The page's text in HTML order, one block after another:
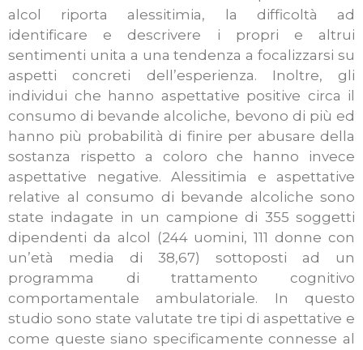
alcol riporta alessitimia, la difficoltà ad
identificare e descrivere i propri e altrui
sentimenti unita a una tendenza a focalizzarsi su
aspetti concreti dell’esperienza. Inoltre, gli
individui che hanno aspettative positive circa il
consumo di bevande alcoliche, bevono di più ed
hanno più probabilità di finire per abusare della
sostanza rispetto a coloro che hanno invece
aspettative negative. Alessitimia e aspettative
relative al consumo di bevande alcoliche sono
state indagate in un campione di 355 soggetti
dipendenti da alcol (244 uomini, 111 donne con
un’età media di 38,67) sottoposti ad un
programma di trattamento cognitivo
comportamentale ambulatoriale. In questo
studio sono state valutate tre tipi di aspettative e
come queste siano specificamente connesse al